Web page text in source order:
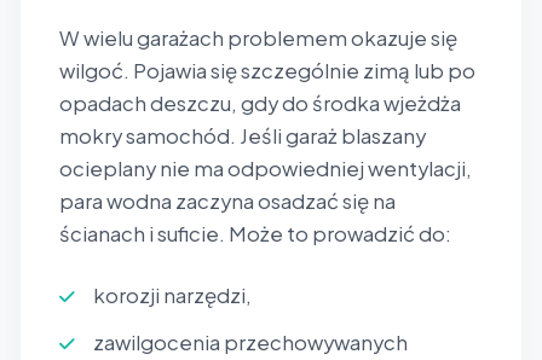
W wielu garażach problemem okazuje się
wilgoć. Pojawia się szczególnie zimą lub po
opadach deszczu, gdy do środka wjeżdża
mokry samochód. Jeśli garaż blaszany
ocieplany nie ma odpowiedniej wentylacji,
para wodna zaczyna osadzać się na
ścianach i suficie. Może to prowadzić do:
korozji narzędzi,
zawilgocenia przechowywanych